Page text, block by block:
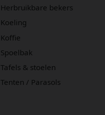
Herbruikbare bekers
Koeling
Koffie
Spoelbak
Tafels & stoelen
Tenten / Parasols